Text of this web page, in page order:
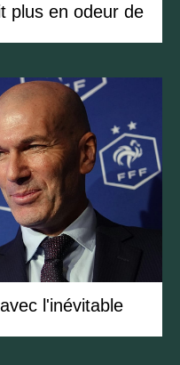
plus en odeur de
l'inévitable